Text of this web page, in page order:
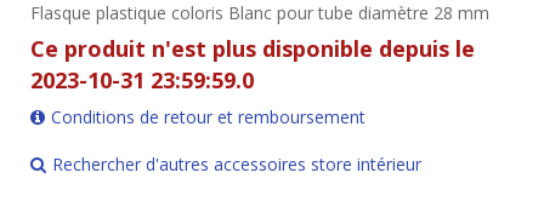
Flasque plastique coloris Blanc pour tube diamètre 28 mm
Ce produit n'est plus disponible depuis le
2023-10-31 23:59:59.0
Conditions de retour et remboursement
Rechercher d'autres accessoires store intérieur